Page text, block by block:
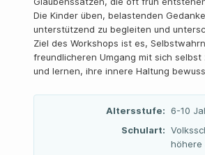
Die Kinder üben, belastenden
unterstützend zu begleiten und
Ziel des Workshops ist es,
freundlicheren Umgang mit sich
und lernen, ihre innere Haltung
Altersstufe:
6-10
Schulart:
höhere